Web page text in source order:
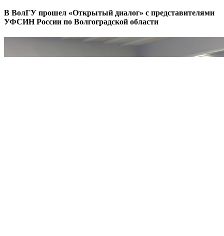
В ВолГУ прошел «Открытый диалог» с представителями
УФСИН России по Волгоградской области